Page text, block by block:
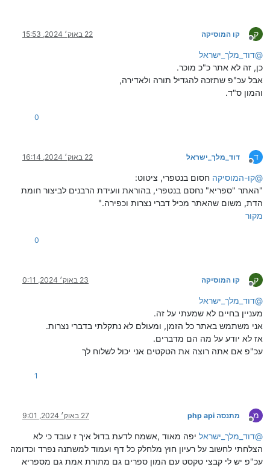
ק
מנותק
קו המוסיקה 22 באוק׳ 2024, 15:53
@דוד_מלך_ישראל
כן, זה לא אתר כ"כ מוכר.
אבל עכ"פ שתזכה להגדיל תורה ולאדירה,
והמון ס"ד.
0
ד
מנותק
דוד_מלך_ישראל 22 באוק׳ 2024, 16:14
@קו-המוסיקה חסום בנטפרי, ציטוט:
"האתר "ספריא" נחסם בנטפרי, בהוראת וועידת הרבנים לביצור חומת
הדת, משום שהאתר מכיל דברי נצרות וכפירה."
מקור
0
ק
מנותק
קו המוסיקה 23 באוק׳ 2024, 0:11
@דוד_מלך_ישראל
מעניין בחיים לא שמעתי על זה.
אני משתמש באתר כל הזמן, ומעולם לא נתקלתי בדברי נצרות.
אז לא יודע על מה הם מדברים.
עכ"פ אם אתה רוצה את הטקטים אני יכול לשלוח לך
1
מ
מנותק
מתנסה php api 27 באוק׳ 2024, 9:01
@דוד_מלך_ישראל יפה מאוד ,אשמח לדעת בדול איך ז עובד כי לא
הצלחתי לחשוב על רעיון חוץ מלחלק כל דף ועמוד למשתנה נפרד וכדומה
עכ"פ יש לי קבצי טקסט עם המון ספרים גם מתורת אמת גם מספריא